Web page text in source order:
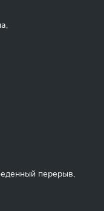
перерыв,